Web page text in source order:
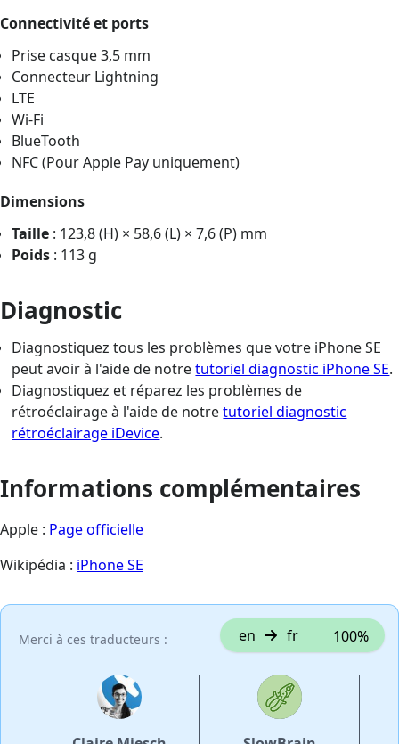
Connectivité et ports
Prise casque 3,5 mm
Connecteur Lightning
LTE
Wi-Fi
BlueTooth
NFC (Pour Apple Pay uniquement)
Dimensions
Taille : 123,8 (H) × 58,6 (L) × 7,6 (P) mm
Poids : 113 g
Diagnostic
Diagnostiquez tous les problèmes que votre iPhone SE
peut avoir à l'aide de notretutoriel diagnostic iPhone SE.
Diagnostiquez et réparez les problèmes de
rétroéclairage à l'aide de notretutoriel diagnostic
rétroéclairage iDevice.
Informations complémentaires
Apple : Page officielle
Wikipédia : iPhone SE
Merci à ces traducteurs : en fr 100%